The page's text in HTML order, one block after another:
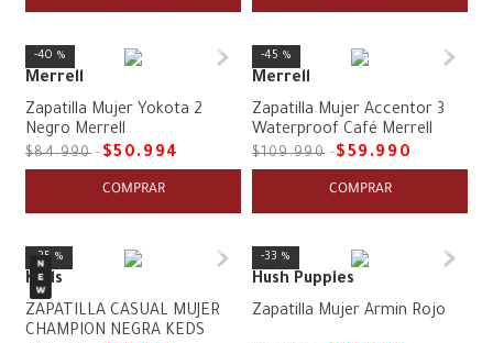
40 %
Merrell
Zapatilla Mujer Yokota 2
Negro Merrell
$84.990 $50. 994
COMPRAR
45 %
Merrell
Zapatilla Mujer Accentor 3
Waterproof Café Merrell
$109.990 $59 .990
COMPRAR
25 %
Keds
ZAPATILLA CASUAL MUJER
CHAMPION NEGRA KEDS
33 %
Hush Puppies
Zapatilla Mujer Armin Rojo